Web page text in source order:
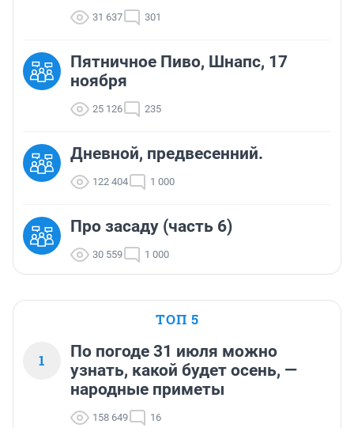
31 637 301
Пятничное Пиво, Шнапс, 17
ноября
25 126 235
Дневной, предвесенний.
122 404 1 000
Про засаду (часть 6)
30 559 1 000
ТОП 5
1
По погоде 31 июля можно
узнать, какой будет осень, —
народные приметы
158 649 16